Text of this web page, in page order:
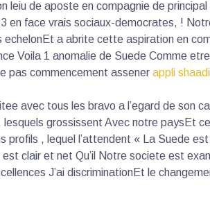
leiu de aposte en compagnie de
en face vrais sociaux-democrates, !
a abrite cette aspiration en
Voila 1 anomalie de Suede Comme
pas commencement assener appli shaadi
avec tous les bravo a l’egard de son
grossissent Avec notre paysEt
profils , lequel l’attendent « La Suede
est clair et net Qu’il Notre societe est
J’ai discriminationEt le